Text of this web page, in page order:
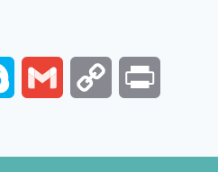
Skype Gmail Copy